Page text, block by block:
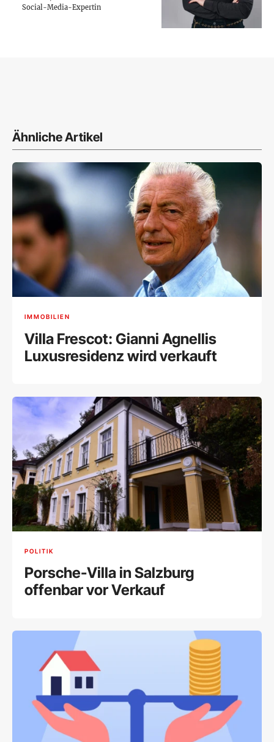
Social-Media-Expertin
Ähnliche Artikel
IMMOBILIEN
Villa Frescot: Gianni Agnellis
Luxusresidenz wird verkauft
POLITIK
Porsche-Villa in Salzburg
offenbar vor Verkauf